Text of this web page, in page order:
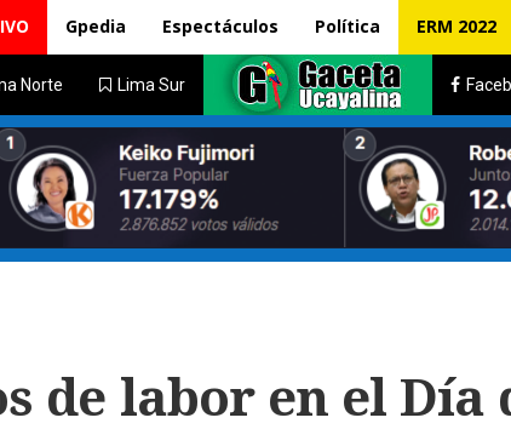
Gpedia Espectáculos Política ERM 2022
Norte Lima Sur
de labor en el Día